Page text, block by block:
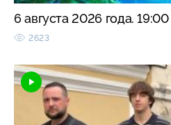
6 августа 2026 года. 19:00
2623